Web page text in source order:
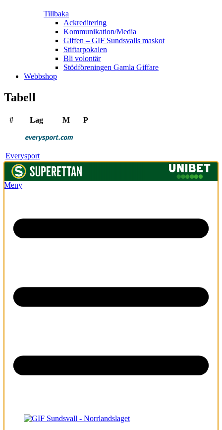
Tillbaka
Ackreditering
Kommunikation/Media
Giffen – GIF Sundsvalls maskot
Stiftarpokalen
Bli volontär
Stödföreningen Gamla Giffare
Webbshop
Tabell
# Lag M P
Everysport
Meny